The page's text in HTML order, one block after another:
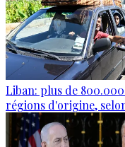
Liban: plus de
régions d'origine,